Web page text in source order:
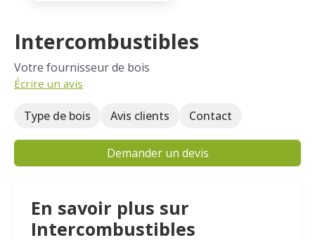
Intercombustibles
Votre fournisseur de bois
Écrire un avis
Type de bois Avis clients Contact
Demander un devis
En savoir plus sur
Intercombustibles